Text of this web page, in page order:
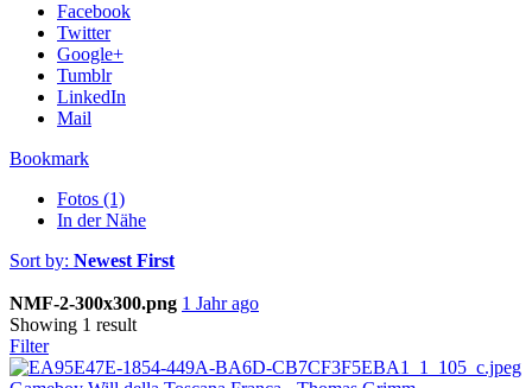
Facebook
Twitter
Google+
Tumblr
LinkedIn
Mail
Bookmark
Fotos (1)
In der Nähe
Sort by: Newest First
NMF-2-300x300.png 1 Jahr ago
Showing 1 result
Filter